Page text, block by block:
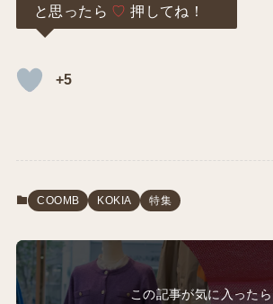
と思ったら ♡ 押してね！
+5
COOMB KOKIA 特集
この記事が気に入ったら